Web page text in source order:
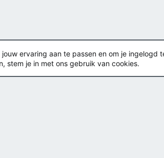
ervaring aan te passen en om je ingelogd
stem je in met ons gebruik van cookies.